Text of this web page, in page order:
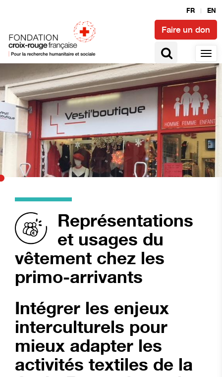
FR EN
Faire un don
Représentations
et usages du
vêtement chez les
primo-arrivants
Intégrer les enjeux
interculturels pour
mieux adapter les
activités textiles de la